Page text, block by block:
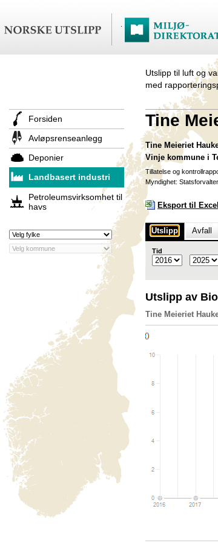
Utslipp til luft og
med
Forsiden
Avløpsrenseanlegg
Deponier
Landbasert industri
Petroleumsvirksomhet til
havs
Tine
Tine Meieriet
Vinje kommune i
Tillatelse og
Myndighet:
Eksport til Excel
Utslipp Avfall
Tid
Utslipp av
Tine Meieriet